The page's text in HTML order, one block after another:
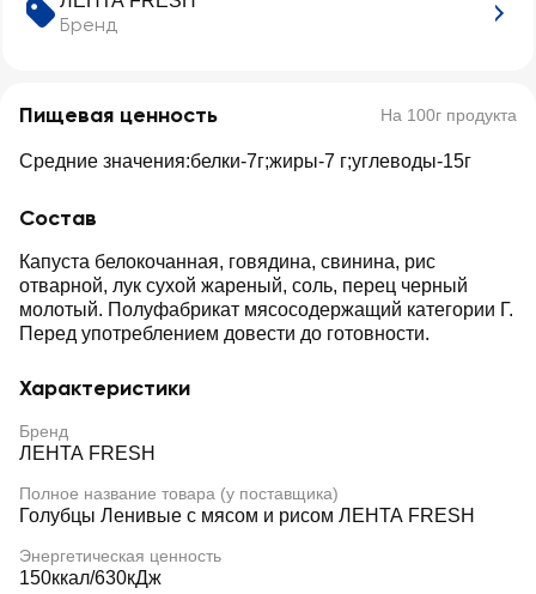
Бренд
Пищевая ценность На 100г продукта
Средние значения:белки-7г;жиры-7 г;углеводы-15г
Состав
Капуста белокочанная, говядина, свинина, рис
отварной, лук сухой жареный, соль, перец черный
молотый. Полуфабрикат мясосодержащий категории Г.
Перед употреблением довести до готовности.
Характеристики
Бренд
ЛЕНТА FRESH
Полное название товара (у поставщика)
Голубцы Ленивые с мясом и рисом ЛЕНТА FRESH
Энергетическая ценность
150ккал/630кДж